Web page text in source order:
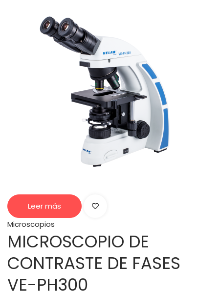
Leer más
Microscopios
MICROSCOPIO DE
CONTRASTE DE FASES
VE-PH300